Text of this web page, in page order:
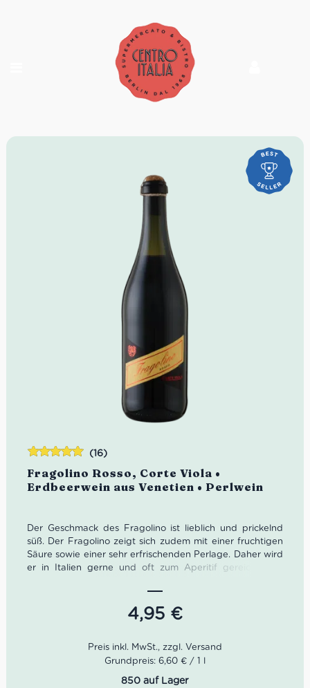
Fragolino Rosso, Corte Viola •
Erdbeerwein aus Venetien • Perlwein
(16)
Der Geschmack des Fragolino ist lieblich und prickelnd
süß. Der Fragolino zeigt sich zudem mit einer fruchtigen
Säure sowie einer sehr erfrischenden Perlage. Daher wird
er in Italien gerne und oft zum Aperitif gereicht. Der
sollten wir besser sagen wie Fragolino Erdbeerwein?
Geschmack:fruchtige Säure, schöne Perlage
Idealer Versandkarton: 21 Flaschen
4,95 €
Bewertet
mit4.94von
5
Grundpreis: 6,60 € / 1 l
850 auf Lager